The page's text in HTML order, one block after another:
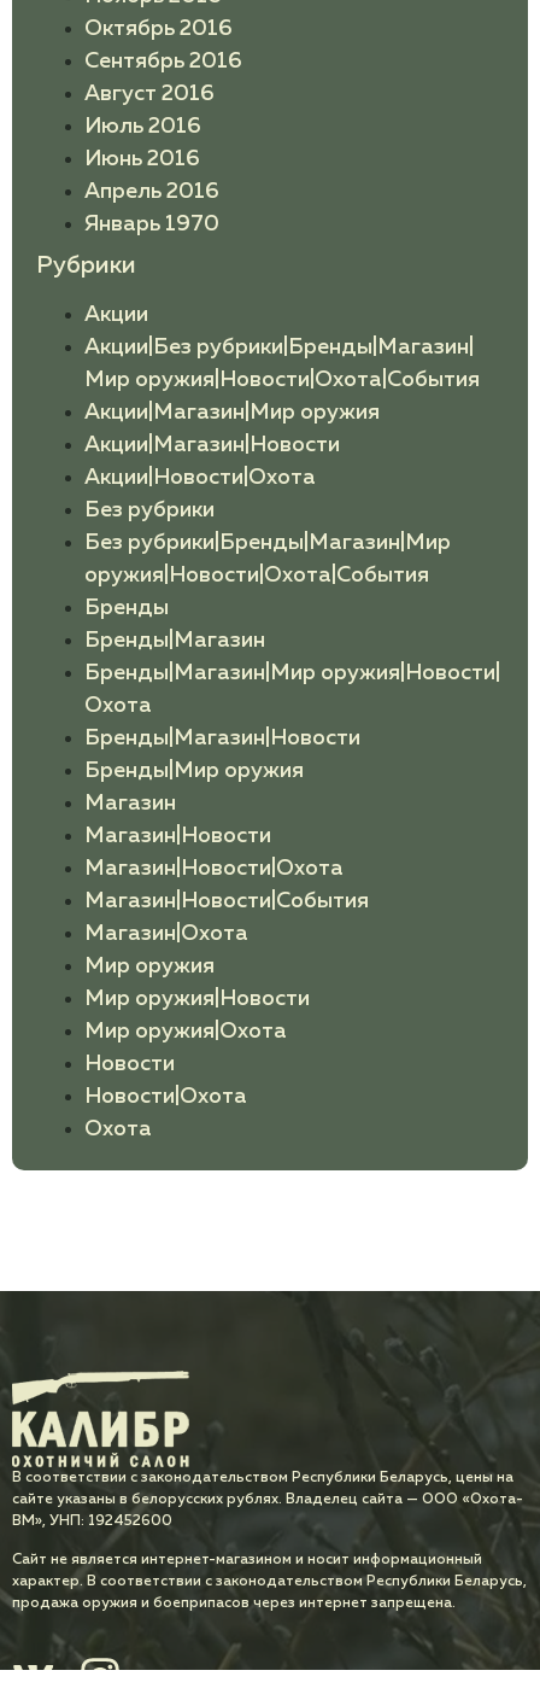
Октябрь 2016
Сентябрь 2016
Август 2016
Июль 2016
Июнь 2016
Апрель 2016
Январь 1970
Рубрики
Акции
Акции|Без рубрики|Бренды|Магазин|
Мир оружия|Новости|Охота|События
Акции|Магазин|Мир оружия
Акции|Магазин|Новости
Акции|Новости|Охота
Без рубрики
Без рубрики|Бренды|Магазин|Мир
оружия|Новости|Охота|События
Бренды
Бренды|Магазин
Бренды|Магазин|Мир оружия|Новости|
Охота
Бренды|Магазин|Новости
Бренды|Мир оружия
Магазин
Магазин|Новости
Магазин|Новости|Охота
Магазин|Новости|События
Магазин|Охота
Мир оружия
Мир оружия|Новости
Мир оружия|Охота
Новости
Новости|Охота
Охота
В соответствии с законодательством Республики Беларусь, цены на
сайте указаны в белорусских рублях. Владелец сайта — ООО «Охота-
ВМ», УНП: 192452600
Сайт не является интернет-магазином и носит информационный
характер. В соответствии с законодательством Республики Беларусь,
продажа оружия и боеприпасов через интернет запрещена.